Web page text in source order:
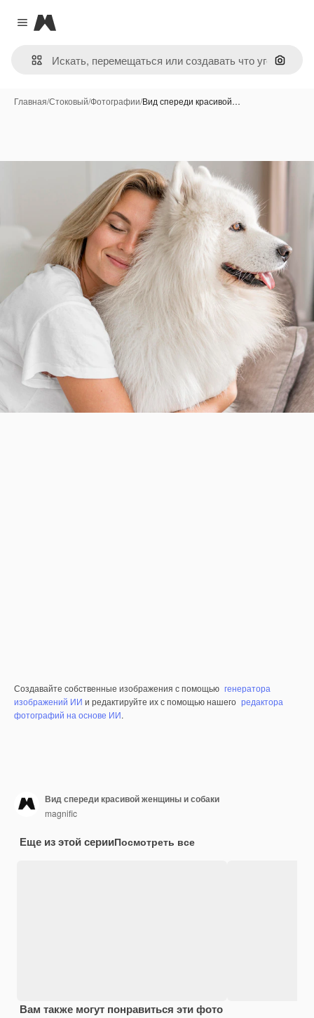
Close menu
Magnific
Поиск
Главная/Стоковый/Фотографии/Вид спереди красивой…
Создавайте собственные изображения с помощью генератора
изображений ИИ и редактируйте их с помощью нашего редактора
фотографий на основе ИИ.
Вид спереди красивой женщины и собаки
magnific
Еще из этой серииПосмотреть все
Вам также могут понравиться эти фото